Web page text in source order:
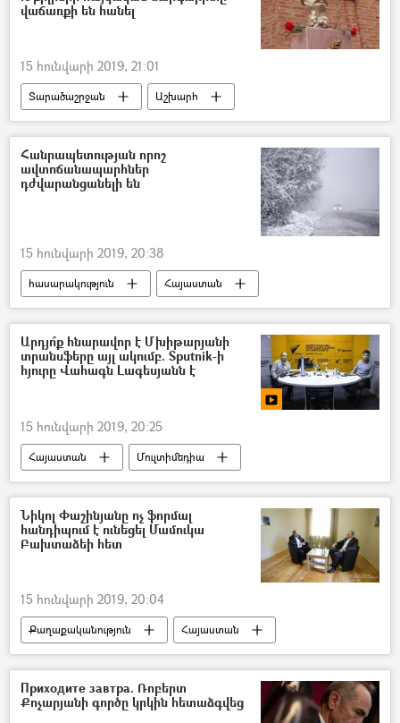
վաճառքի են հանել
15 հունվարի 2019, 21:01
Տարածաշրջան
Աշխարհ
Քաղաքականություն
Հայաստան
Վրաստանի Հանրապետություն
Հանրապետության որոշ
ավտոճանապարհներ
դժվարանցանելի են
15 հունվարի 2019, 20:38
հասարակություն Հայաստան
Արդյո՞ք հնարավոր է Մխիթարյանի
տրանսֆերը այլ ակումբ. Sputnik-ի
հյուրը Վահագն Լագեսյանն է
15 հունվարի 2019, 20:25
Հայաստան
Մուլտիմեդիա
Տեսադարան
ՌԱԴԻՈ ֆուտբոլ
Նիկոլ Փաշինյանը ոչ ֆորմալ
հանդիպում է ունեցել Մամուկա
Բախտաձեի հետ
15 հունվարի 2019, 20:04
Քաղաքականություն
Հայաստան
Տարածաշրջան
Աշխարհ
Նիկոլ Փաշինյան
Վրաստանի Հանրապետություն
Приходите завтра. Ռոբերտ
Քոչարյանի գործը կրկին հետաձգվեց